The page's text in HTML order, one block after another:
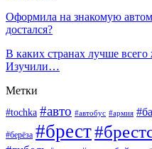
Оформила на знакомую
достался?
В каких странах лучше
Изучили…
Метки
#tochka #авто #автобус #армия
#берёза #брест